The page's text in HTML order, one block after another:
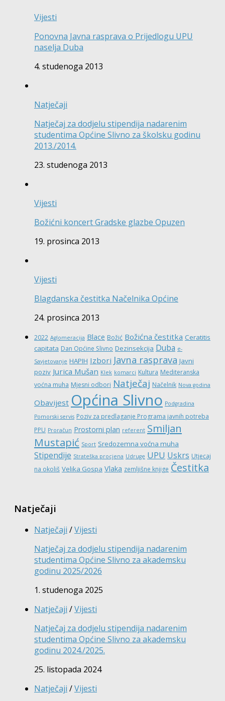
Vijesti
Ponovna Javna rasprava o Prijedlogu UPU
naselja Duba
4. studenoga 2013
Natječaji
Natječaj za dodjelu stipendija nadarenim
studentima Općine Slivno za školsku godinu
2013./2014.
23. studenoga 2013
Vijesti
Božićni koncert Gradske glazbe Opuzen
19. prosinca 2013
Vijesti
Blagdanska čestitka Načelnika Općine
24. prosinca 2013
2022 Aglomeracija Blace Božić Božićna čestitka Ceratitis
capitata Dan Općine Slivno Dezinsekcija Duba e-
Savjetovanje HAPIH Izbori Javna rasprava Javni
poziv Jurica Mušan Klek komarci Kultura Mediteranska
voćna muha Mjesni odbori Natječaj Načelnik Nova godina
Obavijest Općina Slivno Podgradina
Pomorski servis Poziv za predlaganje Programa javnih potreba
PPU Proračun Prostorni plan referent Smiljan
Mustapić Sport Sredozemna voćna muha
Stipendije Strateška procjena Udruge UPU Uskrs Utjecaj
na okoliš Velika Gospa Vlaka zemljišne knjige Čestitka
Natječaji
Natječaji /Vijesti
Natječaj za dodjelu stipendija nadarenim
studentima Općine Slivno za akademsku
godinu 2025/2026
1. studenoga 2025
Natječaji /Vijesti
Natječaj za dodjelu stipendija nadarenim
studentima Općine Slivno za akademsku
godinu 2024./2025.
25. listopada 2024
Natječaji /Vijesti